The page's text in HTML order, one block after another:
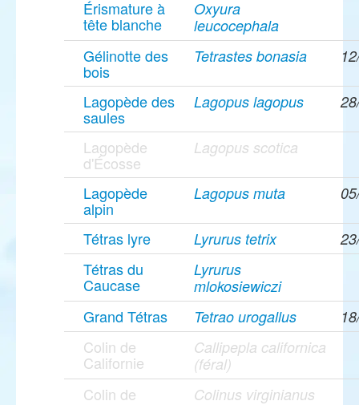
Érismature à
tête blanche
Oxyura
leucocephala
Gélinotte des
bois
Tetrastes bonasia
Lagopède des
saules
Lagopus lagopus
Lagopède
d'Écosse
Lagopus scotica
Lagopède
alpin
Lagopus muta
Tétras lyre Lyrurus tetrix
Tétras du
Caucase
Lyrurus
mlokosiewiczi
Grand Tétras Tetrao urogallus
Colin de
Californie
Callipepla californica
(féral)
Colin de
Colinus virginianus